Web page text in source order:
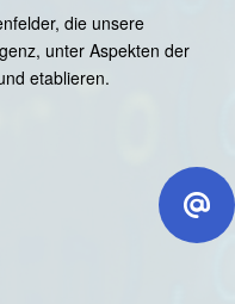
die unsere
unter Aspekten der
etablieren.